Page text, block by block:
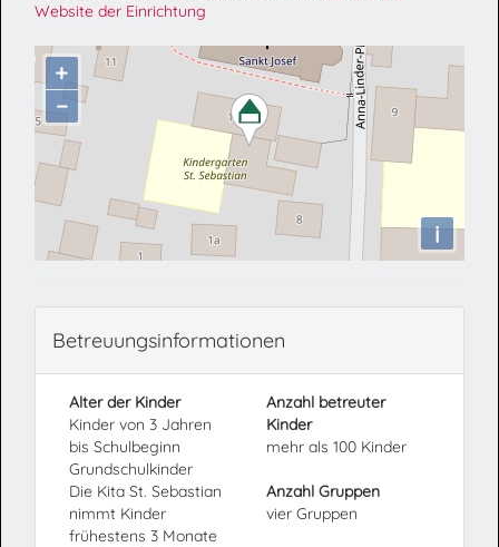
Website der Einrichtung
+
−
i
Betreuungsinformationen
Alter der Kinder
Kinder von 3 Jahren
bis Schulbeginn
Grundschulkinder
Die Kita St. Sebastian
nimmt Kinder
frühestens 3 Monate
Anzahl betreuter
Kinder
mehr als 100 Kinder
Anzahl Gruppen
vier Gruppen